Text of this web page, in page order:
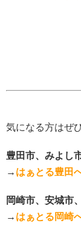
気になる方はぜ
豊田市、みよし
→ はぁとる豊田
岡崎市、安城市
→ はぁとる岡崎